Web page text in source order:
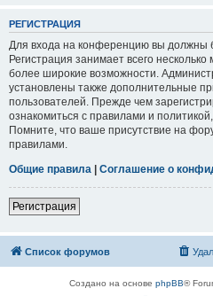
РЕГИСТРАЦИЯ
Для входа на конференцию вы должны
Регистрация занимает всего
более широкие возможности.
установлены также дополнительные
пользователей. Прежде чем
ознакомиться с правилами и
Помните, что ваше присутствие на
правилами.
Общие правила | Соглашение о
Регистрация
Список форумов
Создано на основе phpBB®